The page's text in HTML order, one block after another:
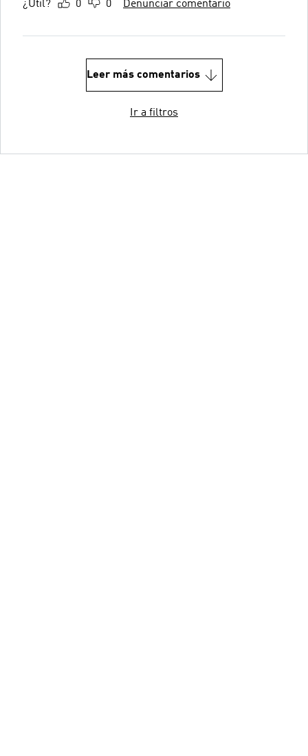
¿Útil? 0 0 Denunciar comentario
Leer más comentarios
Ir a filtros